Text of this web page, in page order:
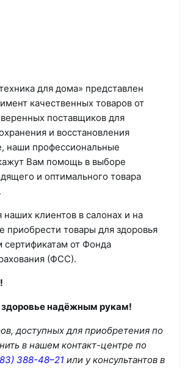
для дома» представлен
качественных товаров от
поставщиков для
и восстановления
наши профессиональные
Вам помощь в выборе
и оптимального товара
клиентов в салонах и на
приобрести товары для здоровья
сертификатам от Фонда
(ФСС).
надёжным рукам!
доступных для приобретения по
в нашем контакт-центре по
388-48–21 или у консультантов в